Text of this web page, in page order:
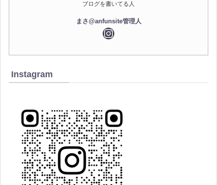
ブログを書いてる人
まさ@anfunsite管理人
Instagram